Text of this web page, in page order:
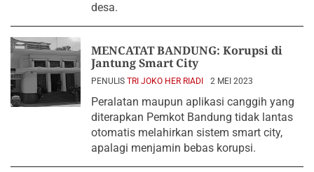
desa.
MENCATAT BANDUNG: Korupsi di
Jantung Smart City
PENULIS TRI JOKO HER RIADI 2 MEI 2023
Peralatan maupun aplikasi canggih yang
diterapkan Pemkot Bandung tidak lantas
otomatis melahirkan sistem smart city,
apalagi menjamin bebas korupsi.